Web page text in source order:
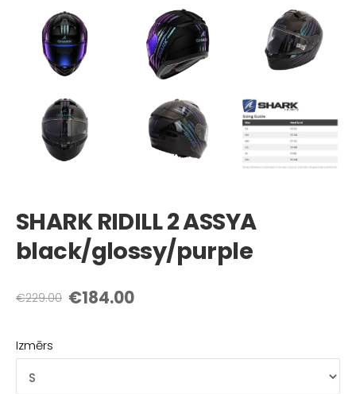
SHARK RIDILL 2 ASSYA
black/glossy/purple
€229.00 €184.00
Izmērs